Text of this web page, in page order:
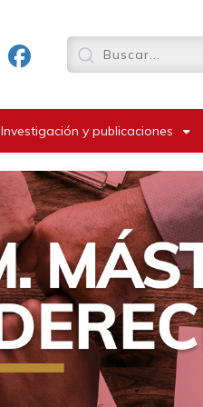
Investigación y publicaciones